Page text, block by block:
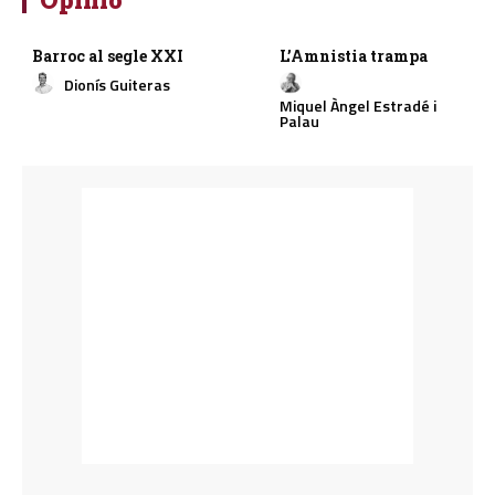
Barroc al segle XXI
Dionís Guiteras
L’Amnistia trampa
Miquel Àngel Estradé i
Palau